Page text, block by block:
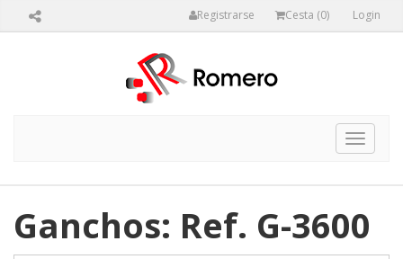
Registrarse Cesta (0) Login
Toggle
Ganchos: Ref. G-3600